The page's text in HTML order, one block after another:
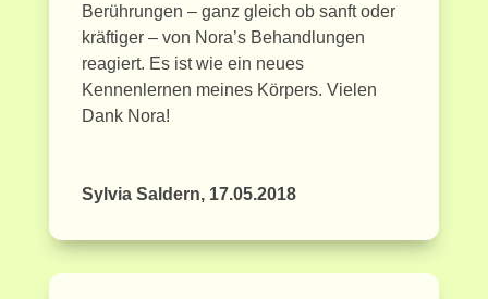
Berührungen – ganz gleich ob sanft oder
kräftiger – von Nora’s Behandlungen
reagiert. Es ist wie ein neues
Kennenlernen meines Körpers. Vielen
Dank Nora!
Sylvia Saldern, 17.05.2018